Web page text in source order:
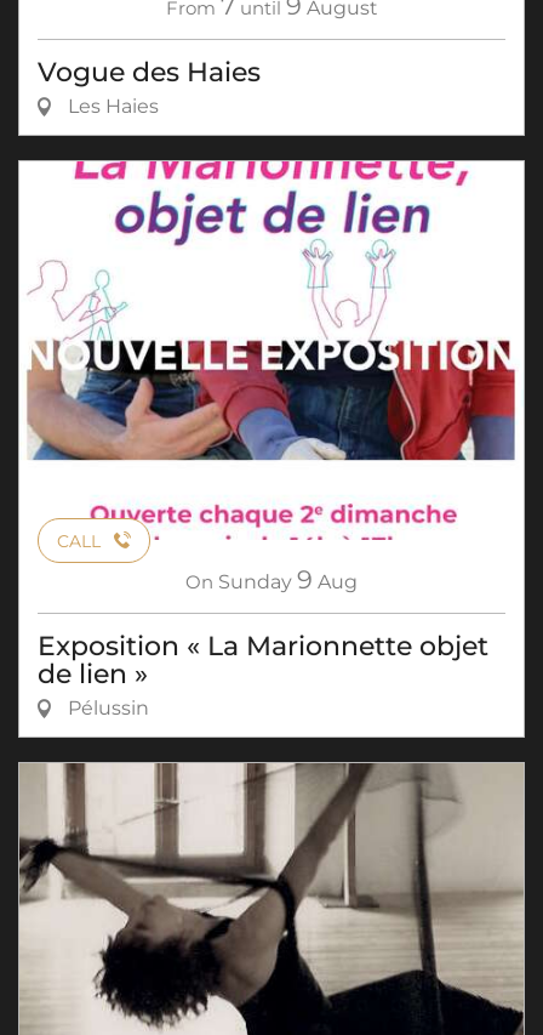
From until August
Vogue des Haies
Les Haies
CALL
On Sunday 9 Aug
Exposition « La Marionnette objet
de lien »
Pélussin